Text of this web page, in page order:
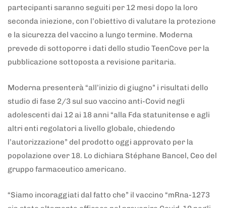
partecipanti saranno seguiti per 12 mesi dopo la loro
seconda iniezione, con l’obiettivo di valutare la protezione
e la sicurezza del vaccino a lungo termine. Moderna
prevede di sottoporre i dati dello studio TeenCove per la
pubblicazione sottoposta a revisione paritaria.
Moderna presenterà “all’inizio di giugno” i risultati dello
studio di fase 2/3 sul suo vaccino anti-Covid negli
adolescenti dai 12 ai 18 anni “alla Fda statunitense e agli
altri enti regolatori a livello globale, chiedendo
l’autorizzazione” del prodotto oggi approvato per la
popolazione over 18. Lo dichiara Stéphane Bancel, Ceo del
gruppo farmaceutico americano.
“Siamo incoraggiati dal fatto che” il vaccino “mRna-1273